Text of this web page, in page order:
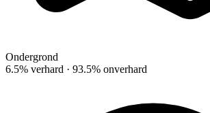
Ondergrond
6.5% verhard · 93.5% onverhard